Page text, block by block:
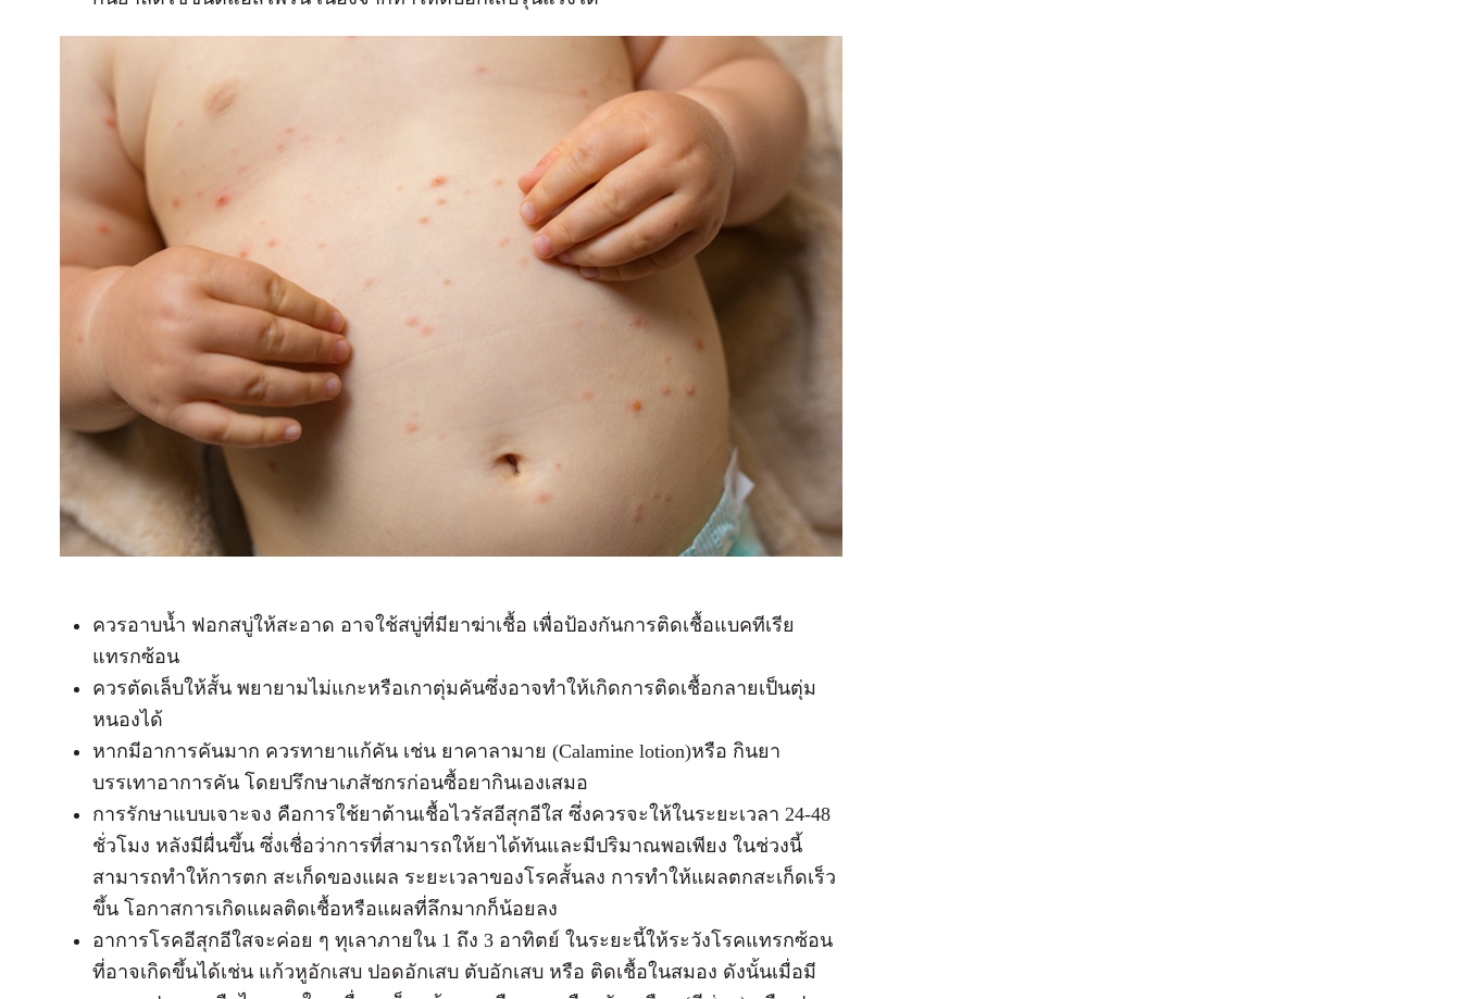
ควรอาบน้ำ ฟอกสบู่ให้สะอาด อาจใช้สบู่ที่มียาฆ่าเชื้อ เพื่อป้องกันการติดเชื้อแบคทีเรีย
แทรกซ้อน
ควรตัดเล็บให้สั้น พยายามไม่แกะหรือเกาตุ่มคันซึ่งอาจทำให้เกิดการติดเชื้อกลายเป็นตุ่ม
หนองได้
หากมีอาการคันมาก ควรทายาแก้คัน เช่น ยาคาลามาย (Calamine lotion)หรือ กินยา
บรรเทาอาการคัน โดยปรึกษาเภสัชกรก่อนซื้อยากินเองเสมอ
การรักษาแบบเจาะจง คือการใช้ยาต้านเชื้อไวรัสอีสุกอีใส ซึ่งควรจะให้ในระยะเวลา 24-48
ชั่วโมง หลังมีผื่นขึ้น ซึ่งเชื่อว่าการที่สามารถให้ยาได้ทันและมีปริมาณพอเพียง ในช่วงนี้
สามารถทำให้การตก สะเก็ดของแผล ระยะเวลาของโรคสั้นลง การทำให้แผลตกสะเก็ดเร็ว
ขึ้น โอกาสการเกิดแผลติดเชื้อหรือแผลที่ลึกมากก็น้อยลง
อาการโรคอีสุกอีใสจะค่อย ๆ ทุเลาภายใน 1 ถึง 3 อาทิตย์ ในระยะนี้ให้ระวังโรคแทรกซ้อน
ที่อาจเกิดขึ้นได้เช่น แก้วหูอักเสบ ปอดอักเสบ ตับอักเสบ หรือ ติดเชื้อในสมอง ดังนั้นเมื่อมี